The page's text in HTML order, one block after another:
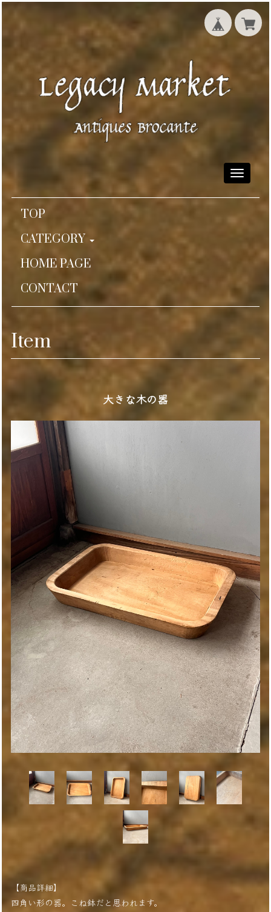
Toggle
TOP
CATEGORY
HOME PAGE
CONTACT
Item
大きな木の器
【商品詳細】
四角い形の器。こね鉢だと思われます。